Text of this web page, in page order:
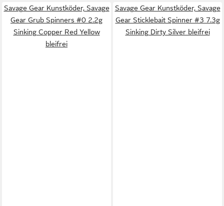
Savage Gear Kunstköder, Savage
Gear Grub Spinners #0 2.2g
Sinking Copper Red Yellow
bleifrei
Savage Gear Kunstköder, Savage
Gear Sticklebait Spinner #3 7.3g
Sinking Dirty Silver bleifrei